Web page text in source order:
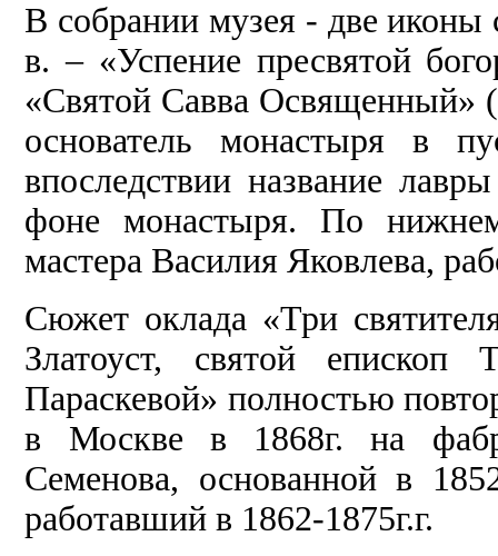
В собрании музея - две
в. – «Успение пресвятой
«Святой Савва Освященный»
основатель монастыря в
впоследствии название
фоне монастыря. По
мастера Василия Яковлева,
Сюжет оклада «Три
Златоуст, святой
Параскевой» полностью
в Москве в 1868г. на
Семенова, основанной в
работавший в 1862-1875г.г.